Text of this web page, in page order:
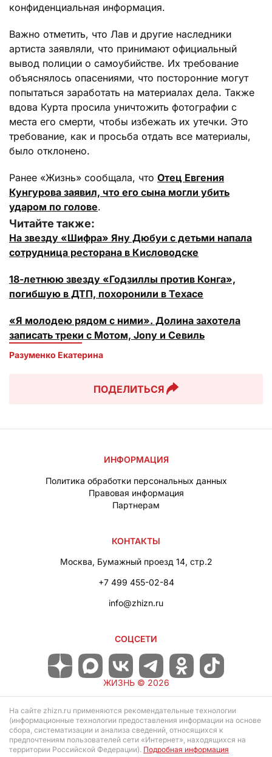
конфиденциальная информация.
Важно отметить, что Лав и другие наследники
артиста заявляли, что принимают официальный
вывод полиции о самоубийстве. Их требование
объяснялось опасениями, что посторонние могут
попытаться заработать на материалах дела. Также
вдова Курта просила уничтожить фотографии с
места его смерти, чтобы избежать их утечки. Это
требование, как и просьба отдать все материалы,
было отклонено.
Ранее «Жизнь» сообщала, что Отец Евгения
Кунгурова заявил, что его сына могли убить
ударом по голове.
Читайте также:
На звезду «Шифра» Яну Дюбуи с детьми напала
сотрудница ресторана в Кисловодске
18-летнюю звезду «Годзиллы против Конга»,
погибшую в ДТП, похоронили в Техасе
«Я молодею рядом с ними». Долина захотела
записать треки с Мотом, Jony и Севиль
Разуменко Екатерина
ПОДЕЛИТЬСЯ
ИНФОРМАЦИЯ
Политика обработки персональных данных
Правовая информация
Партнерам
КОНТАКТЫ
Москва, Бумажный проезд 14, стр.2
+7 499 455-02-84
info@zhizn.ru
СОЦСЕТИ
ЖИЗНЬ © 2026
На сайте zhizn.ru применяются рекомендательные технологии
(информационные технологии предоставления информации на основе
сбора, систематизации и анализа сведений, относящихся к
предпочтениям пользователей сети «Интернет», находящихся на
территории Российской Федерации). Подробная информация